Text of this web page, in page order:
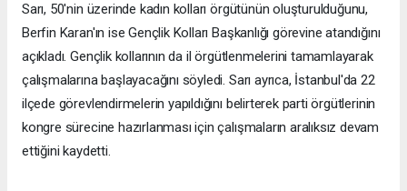
Sarı, 50'nin üzerinde kadın kolları örgütünün oluşturulduğunu,
Berfin Karan'ın ise Gençlik Kolları Başkanlığı görevine atandığını
açıkladı. Gençlik kollarının da il örgütlenmelerini tamamlayarak
çalışmalarına başlayacağını söyledi. Sarı ayrıca, İstanbul'da 22
ilçede görevlendirmelerin yapıldığını belirterek parti örgütlerinin
kongre sürecine hazırlanması için çalışmaların aralıksız devam
ettiğini kaydetti.